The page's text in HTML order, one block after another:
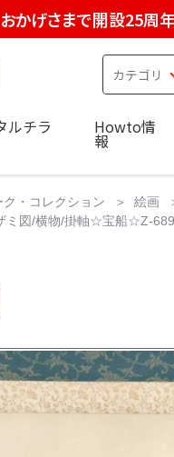
おかげさまで開設25周
ルチラ Howto情
報
・コレクション
絵画
ミ図/横物/掛軸☆宝船☆Z-